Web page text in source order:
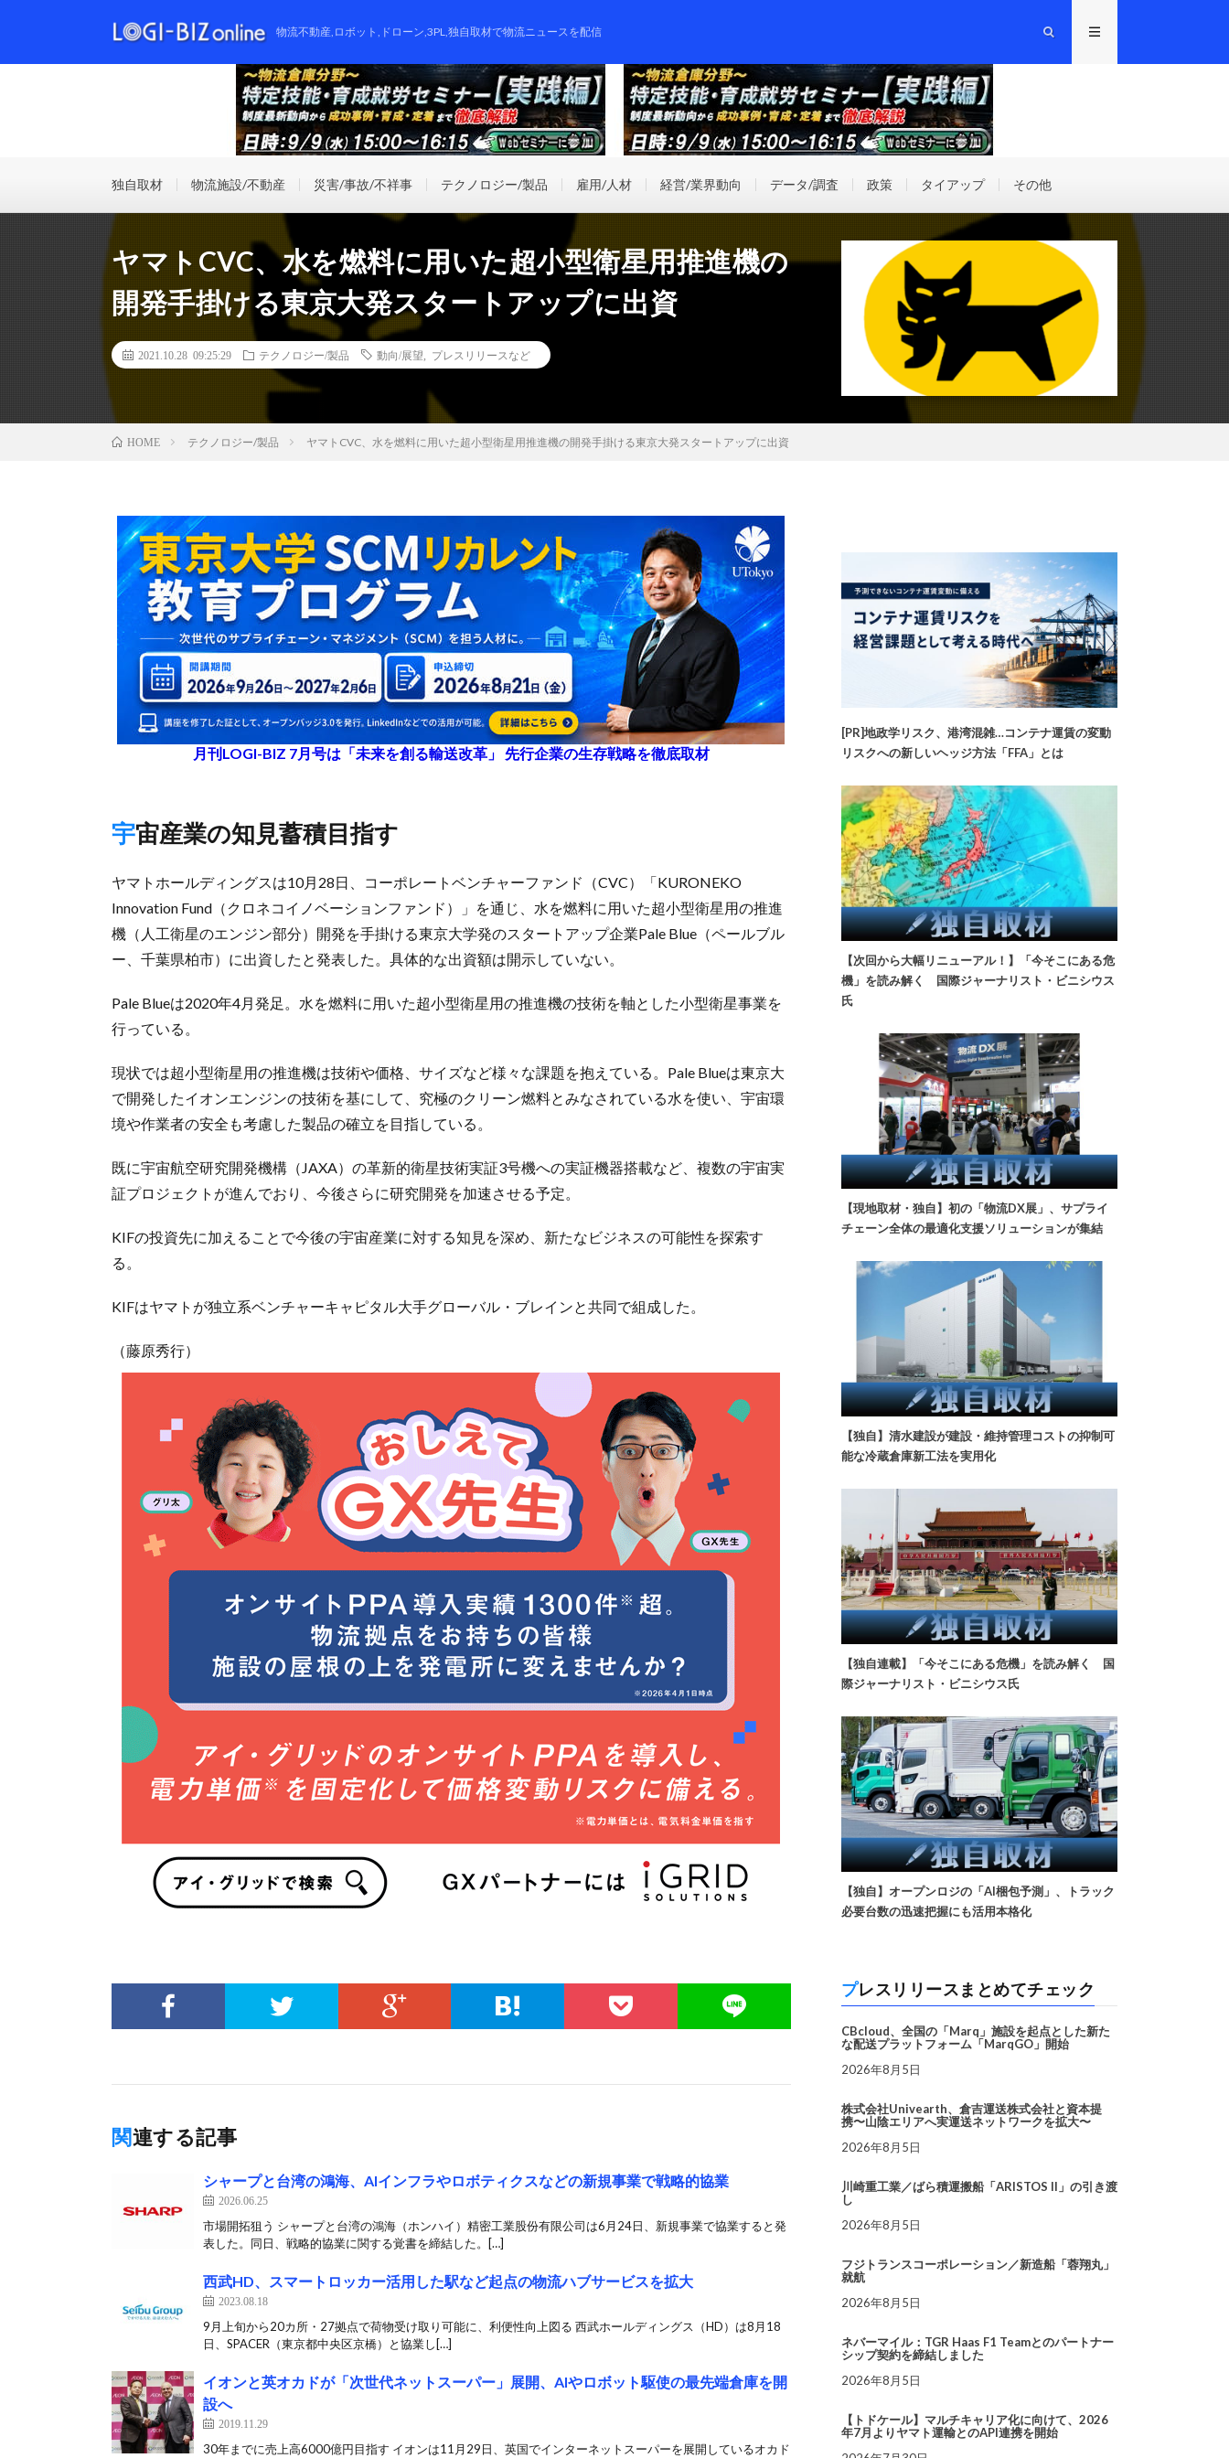
物流不動産,ロボット,ドローン,3PL,独自取材で物流ニュースを配信
独自取材 物流施設/不動産 災害/事故/不祥事 テクノロジー/製品 雇用/人材 経営/業界動向 データ/調査 政策 タイアップ その他
ヤマトCVC、水を燃料に用いた超小型衛星用推進機の
開発手掛ける東京大発スタートアップに出資
2021.10.28 09:25:29 テクノロジー/製品 動向/展望 プレスリリースなど
HOME テクノロジー/製品 ヤマトCVC、水を燃料に用いた超小型衛星用推進機の開発手掛ける東京大発スタートアップに出資
月刊LOGI-BIZ 7月号は「未来を創る輸送改革」 先行企業の生存戦略を徹底取材
宇宙産業の知見蓄積目指す
ヤマトホールディングスは10月28日、コーポレートベンチャーファンド（CVC）「KURONEKO
Innovation Fund（クロネコイノベーションファンド）」を通じ、水を燃料に用いた超小型衛星用の推進
機（人工衛星のエンジン部分）開発を手掛ける東京大学発のスタートアップ企業Pale Blue（ペールブル
ー、千葉県柏市）に出資したと発表した。具体的な出資額は開示していない。
Pale Blueは2020年4月発足。水を燃料に用いた超小型衛星用の推進機の技術を軸とした小型衛星事業を
行っている。
現状では超小型衛星用の推進機は技術や価格、サイズなど様々な課題を抱えている。Pale Blueは東京大
で開発したイオンエンジンの技術を基にして、究極のクリーン燃料とみなされている水を使い、宇宙環
境や作業者の安全も考慮した製品の確立を目指している。
既に宇宙航空研究開発機構（JAXA）の革新的衛星技術実証3号機への実証機器搭載など、複数の宇宙実
証プロジェクトが進んでおり、今後さらに研究開発を加速させる予定。
KIFの投資先に加えることで今後の宇宙産業に対する知見を深め、新たなビジネスの可能性を探索す
る。
KIFはヤマトが独立系ベンチャーキャピタル大手グローバル・ブレインと共同で組成した。
（藤原秀行）
関連する記事
シャープと台湾の鴻海、AIインフラやロボティクスなどの新規事業で戦略的協業
2026.06.25
市場開拓狙う シャープと台湾の鴻海（ホンハイ）精密工業股份有限公司は6月24日、新規事業で協業すると発
表した。同日、戦略的協業に関する覚書を締結した。[…]
西武HD、スマートロッカー活用した駅など起点の物流ハブサービスを拡大
2023.08.18
9月上旬から20カ所・27拠点で荷物受け取り可能に、利便性向上図る 西武ホールディングス（HD）は8月18
日、SPACER（東京都中央区京橋）と協業し[…]
イオンと英オカドが「次世代ネットスーパー」展開、AIやロボット駆使の最先端倉庫を開
設へ
2019.11.29
30年までに売上高6000億円目指す イオンは11月29日、英国でインターネットスーパーを展開しているオカド
[PR]地政学リスク、港湾混雑…コンテナ運賃の変動
リスクへの新しいヘッジ方法「FFA」とは
【次回から大幅リニューアル！】「今そこにある危
機」を読み解く 国際ジャーナリスト・ビニシウス
氏
【現地取材・独自】初の「物流DX展」、サプライ
チェーン全体の最適化支援ソリューションが集結
【独自】清水建設が建設・維持管理コストの抑制可
能な冷蔵倉庫新工法を実用化
【独自連載】「今そこにある危機」を読み解く 国
際ジャーナリスト・ビニシウス氏
【独自】オープンロジの「AI梱包予測」、トラック
必要台数の迅速把握にも活用本格化
プレスリリースまとめてチェック
CBcloud、全国の「Marq」施設を起点とした新た
な配送プラットフォーム「MarqGO」開始
2026年8月5日
株式会社Univearth、倉吉運送株式会社と資本提
携〜山陰エリアへ実運送ネットワークを拡大〜
2026年8月5日
川崎重工業／ばら積運搬船「ARISTOS II」の引き渡
し
2026年8月5日
フジトランスコーポレーション／新造船「蓉翔丸」
就航
2026年8月5日
ネバーマイル：TGR Haas F1 Teamとのパートナー
シップ契約を締結しました
2026年8月5日
【トドケール】マルチキャリア化に向けて、2026
年7月よりヤマト運輸とのAPI連携を開始